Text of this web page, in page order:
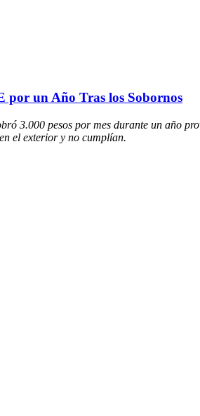
por un Año Tras los Sobornos
3.000 pesos por mes durante un año
el exterior y no cumplían.